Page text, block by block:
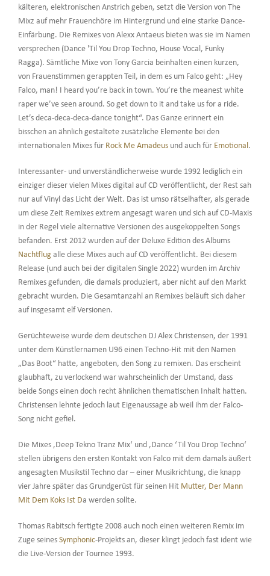
kälteren, elektronischen Anstrich geben, setzt die Version von The
Mixz auf mehr Frauenchöre im Hintergrund und eine starke Dance-
Einfärbung. Die Remixes von Alexx Antaeus bieten was sie im Namen
versprechen (Dance 'Til You Drop Techno, House Vocal, Funky
Ragga). Sämtliche Mixe von Tony Garcia beinhalten einen kurzen,
von Frauenstimmen gerappten Teil, in dem es um Falco geht: „Hey
Falco, man! I heard you’re back in town. You’re the meanest white
raper we’ve seen around. So get down to it and take us for a ride.
Let’s deca-deca-deca-dance tonight“. Das Ganze erinnert ein
bisschen an ähnlich gestaltete zusätzliche Elemente bei den
internationalen Mixes für Rock Me Amadeusund auch für Emotional .
Interessanter- und unverständlicherweise wurde 1992 lediglich ein
einziger dieser vielen Mixes digital auf CD veröffentlicht, der Rest sah
nur auf Vinyl das Licht der Welt. Das ist umso rätselhafter, als gerade
um diese Zeit Remixes extrem angesagt waren und sich auf CD-Maxis
in der Regel viele alternative Versionen des ausgekoppelten Songs
befanden. Erst 2012 wurden auf der Deluxe Edition des Albums
Nachtflugalle diese Mixes auch auf CD veröffentlicht. Bei diesem
Release (und auch bei der digitalen Single 2022) wurden im Archiv
Remixes gefunden, die damals produziert, aber nicht auf den Markt
gebracht wurden. Die Gesamtanzahl an Remixes beläuft sich daher
auf insgesamt elf Versionen.
Gerüchteweise wurde dem deutschen DJ Alex Christensen, der 1991
unter dem Künstlernamen U96 einen Techno-Hit mit den Namen
„Das Boot“ hatte, angeboten, den Song zu remixen. Das erscheint
glaubhaft, zu verlockend war wahrscheinlich der Umstand, dass
beide Songs einen doch recht ähnlichen thematischen Inhalt hatten.
Christensen lehnte jedoch laut Eigenaussage ab weil ihm der Falco-
Song nicht gefiel.
Die Mixes ‚Deep Tekno Tranz Mix‘ und ‚Dance ‘Til You Drop Techno‘
stellen übrigens den ersten Kontakt von Falco mit dem damals äußert
angesagten Musikstil Techno dar – einer Musikrichtung, die knapp
vier Jahre später das Grundgerüst für seinen Hit Mutter, Der Mann
Mit Dem Koks Ist Da werden sollte.
Thomas Rabitsch fertigte 2008 auch noch einen weiteren Remix im
Zuge seines Symphonic-Projekts an, dieser klingt jedoch fast ident wie
die Live-Version der Tournee 1993.